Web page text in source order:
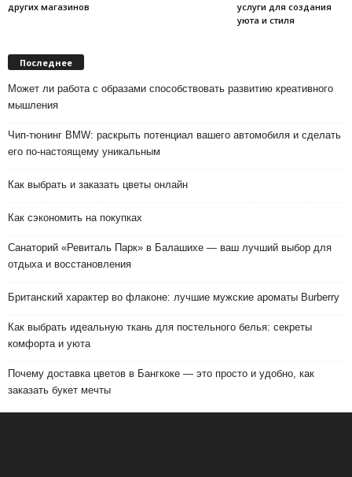
других магазинов
услуги для создания
уюта и стиля
Последнее
Может ли работа с образами способствовать развитию креативного
мышления
Чип-тюнинг BMW: раскрыть потенциал вашего автомобиля и сделать
его по-настоящему уникальным
Как выбрать и заказать цветы онлайн
Как сэкономить на покупках
Санаторий «Ревиталь Парк» в Балашихе — ваш лучший выбор для
отдыха и восстановления
Британский характер во флаконе: лучшие мужские ароматы Burberry
Как выбрать идеальную ткань для постельного белья: секреты
комфорта и уюта
Почему доставка цветов в Бангкоке — это просто и удобно, как
заказать букет мечты